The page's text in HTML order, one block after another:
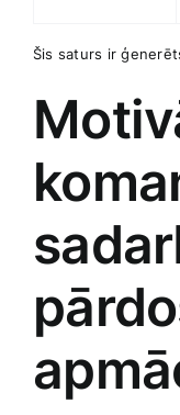
Šis saturs ‌ir